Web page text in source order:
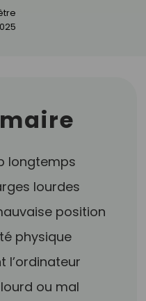
longtemps
lourdes
position
physique
l’ordinateur
ou mal